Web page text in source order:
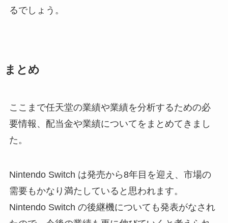
るでしょう。
まとめ
ここまで任天堂の業績や業績を分析するための必
要情報、配当金や業績についてをまとめてきまし
た。
Nintendo Switch は発売から8年目を迎え、市場の
需要もかなり満たしていると思われます。
Nintendo Switch の後継機についても発表がなされ